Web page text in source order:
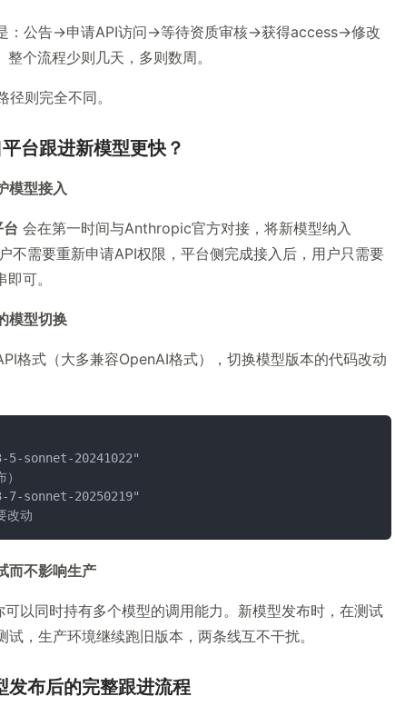
：公告→申请API访问→等待资质审核→获得access→修改
个流程少则几天，多则数周。
径则完全不同。
台跟进新模型更快？
模型接入
会在第一时间与Anthropic官方对接，将新模型纳入
不需要重新申请API权限，平台侧完成接入后，用户只需要
可。
模型切换
格式（大多兼容OpenAI格式），切换模型版本的代码改动
sonnet-20241022"
sonnet-20250219"
改动
而不影响生产
可以同时持有多个模型的调用能力。新模型发布时，在测试
，生产环境继续跑旧版本，两条线互不干扰。
发布后的完整跟进流程